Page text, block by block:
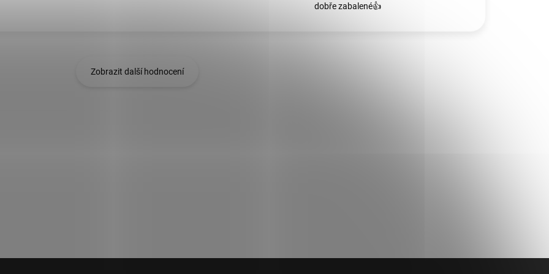
dobře zabalené👍
Zobrazit další hodnocení